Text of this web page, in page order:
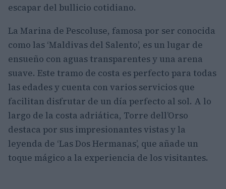
escapar del bullicio cotidiano.
La Marina de Pescoluse, famosa por ser conocida
como las ‘Maldivas del Salento’, es un lugar de
ensueño con aguas transparentes y una arena
suave. Este tramo de costa es perfecto para todas
las edades y cuenta con varios servicios que
facilitan disfrutar de un día perfecto al sol. A lo
largo de la costa adriática, Torre dell’Orso
destaca por sus impresionantes vistas y la
leyenda de ‘Las Dos Hermanas’, que añade un
toque mágico a la experiencia de los visitantes.